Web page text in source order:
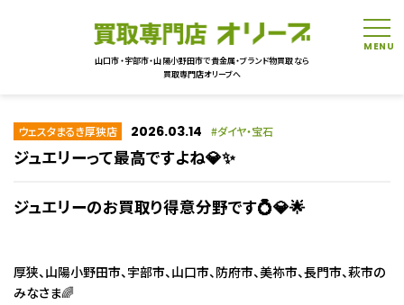
山口市・宇部市・山陽小野田市で貴金属・ブランド物買取なら
買取専門店オリーブへ
ウェスタまるき厚狭店 2026.03.14 ダイヤ・宝石
ジュエリーって最高ですよね💎✨
ジュエリーのお買取り得意分野です💍💎🌟
厚狭、山陽小野田市、宇部市、山口市、防府市、美祢市、長門市、萩市の
みなさま🌈